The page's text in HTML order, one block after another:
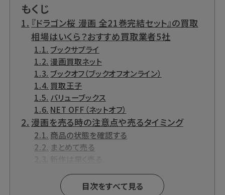
もくじ
『ドラゴン桜 漫画 全21巻完結セット』の買取
相場はいくら？おすすめ買取業者5社
ブックサプライ
漫画買取ネット
ブックオフ（ブックオフオンライン）
買取王子
バリューブックス
NET OFF（ネットオフ）
漫画を売る時の注意点や売るタイミング
商品の状態を確認する
まとめて売る
『ドラゴン桜』とは？
『ドラゴン桜』関連商品も高価買取中です！
目次をすべて見る